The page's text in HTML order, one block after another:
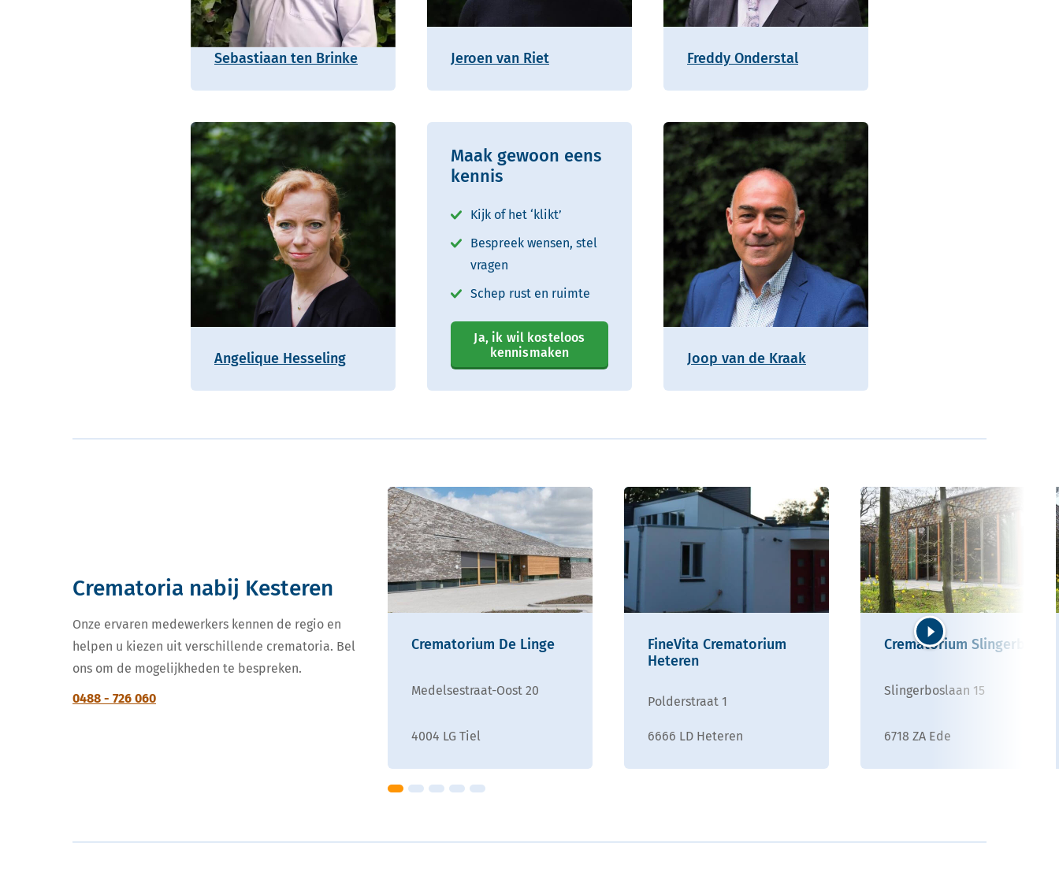
Sebastiaan ten Brinke Jeroen van Riet Freddy Onderstal
Angelique Hesseling
Maak gewoon eens
kennis
Kijk of het ‘klikt’
Bespreek wensen, stel
vragen
Schep rust en ruimte
Ja, ik wil kosteloos
kennismaken
Joop van de Kraak
Crematoria nabij Kesteren
Onze ervaren medewerkers kennen de regio en
helpen u kiezen uit verschillende crematoria. Bel
ons om de mogelijkheden te bespreken.
0488 - 726 060
Crematorium De Linge
Medelsestraat-Oost 20
4004 LG Tiel
FineVita Crematorium
Heteren
Polderstraat 1
6666 LD Heteren
Crematorium Slingerbos
Slingerboslaan 15
6718 ZA Ede